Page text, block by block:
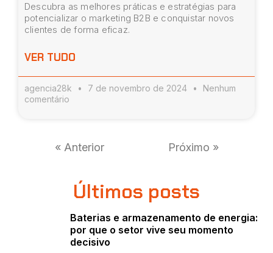
Descubra as melhores práticas e estratégias para
potencializar o marketing B2B e conquistar novos
clientes de forma eficaz.
VER TUDO
agencia28k 7 de novembro de 2024
Nenhum
comentário
« Anterior Próximo »
Últimos posts
Baterias e armazenamento de energia:
por que o setor vive seu momento
decisivo